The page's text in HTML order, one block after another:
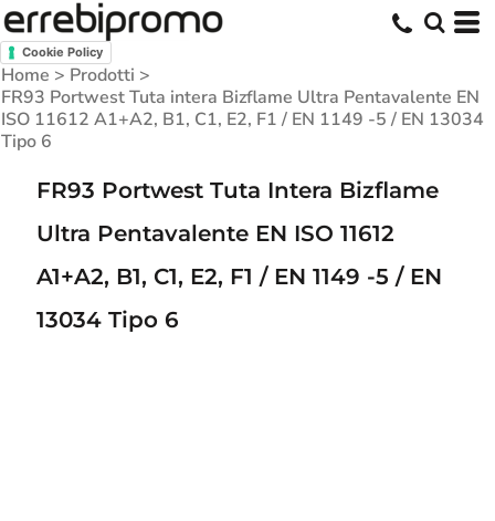
Cookie Policy
Home > Prodotti >
FR93 Portwest Tuta intera Bizflame Ultra Pentavalente EN
ISO 11612 A1+A2, B1, C1, E2, F1 / EN 1149 -5 / EN 13034
Tipo 6
FR93 Portwest Tuta Intera Bizflame
Ultra Pentavalente EN ISO 11612
A1+A2, B1, C1, E2, F1 / EN 1149 -5 / EN
13034 Tipo 6